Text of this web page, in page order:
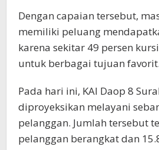
Dengan capaian tersebut,
memiliki peluang
karena sekitar 49 persen
untuk berbagai tujuan favorit.
Pada hari ini, KAI Daop 8
diproyeksikan melayani
pelanggan. Jumlah tersebut
pelanggan berangkat dan